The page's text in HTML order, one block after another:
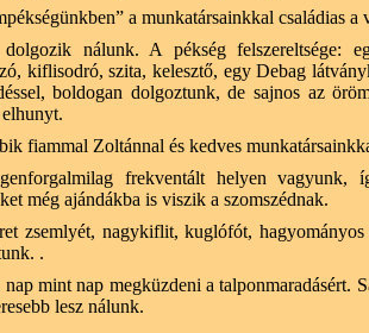
a munkatársainkkal családias
nálunk. A pékség felszereltsége:
kiflisodró, szita, kelesztő, egy Debag
boldogan dolgoztunk, de sajnos az
fiammal Zoltánnal és kedves
frekventált helyen vagyunk,
még ajándákba is viszik a szomszédnak.
zsemlyét, nagykiflit, kuglófót,
.
mint nap megküzdeni a talponmaradásért.
lesz nálunk.